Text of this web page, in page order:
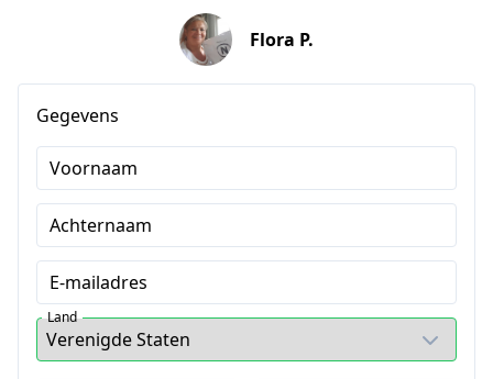
Flora P.
Gegevens
Voornaam
Achternaam
E-mailadres
Land